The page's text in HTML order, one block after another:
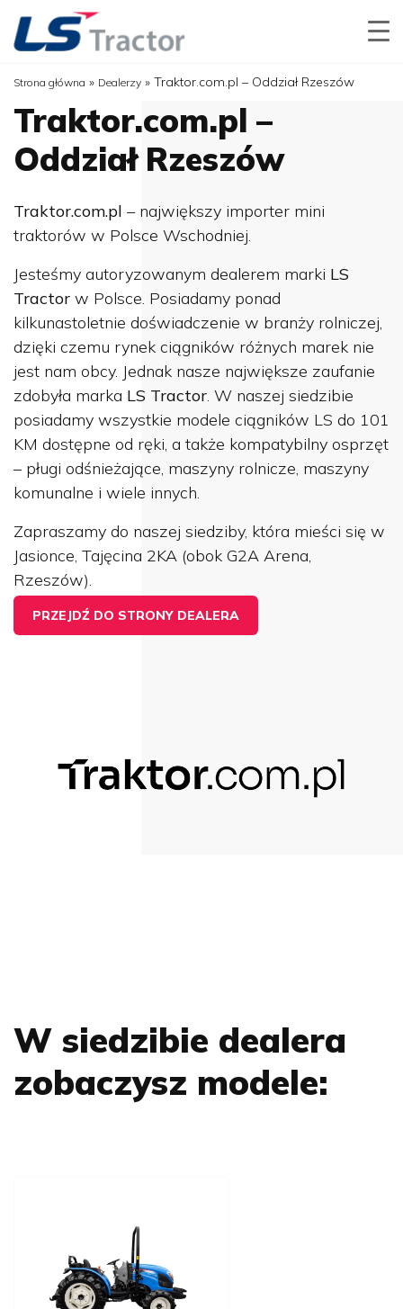
Strona główna » Dealerzy » Traktor.com.pl – Oddział Rzeszów
Traktor.com.pl –
Oddział Rzeszów
Traktor.com.pl – największy importer mini
traktorów w Polsce Wschodniej.
Jesteśmy autoryzowanym dealerem marki LS
Tractor w Polsce. Posiadamy ponad
kilkunastoletnie doświadczenie w branży rolniczej,
dzięki czemu rynek ciągników różnych marek nie
jest nam obcy. Jednak nasze największe zaufanie
zdobyła marka LS Tractor. W naszej siedzibie
posiadamy wszystkie modele ciągników LS do 101
KM dostępne od ręki, a także kompatybilny osprzęt
– pługi odśnieżające, maszyny rolnicze, maszyny
komunalne i wiele innych.
Zapraszamy do naszej siedziby, która mieści się w
Jasionce, Tajęcina 2KA (obok G2A Arena,
Rzeszów).
PRZEJDŹ DO STRONY DEALERA
W siedzibie dealera
zobaczysz modele: